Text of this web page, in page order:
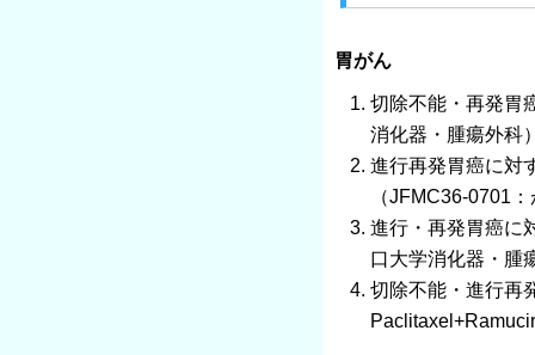
胃がん
切除不能・再発胃
消化器・腫瘍外科
進行再発胃癌に対
（JFMC36-0701
進行・再発胃癌に
口大学消化器・腫
切除不能・進行再